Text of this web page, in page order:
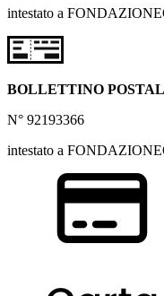
intestato a
BOLLETTINO
N° 92193366
intestato a